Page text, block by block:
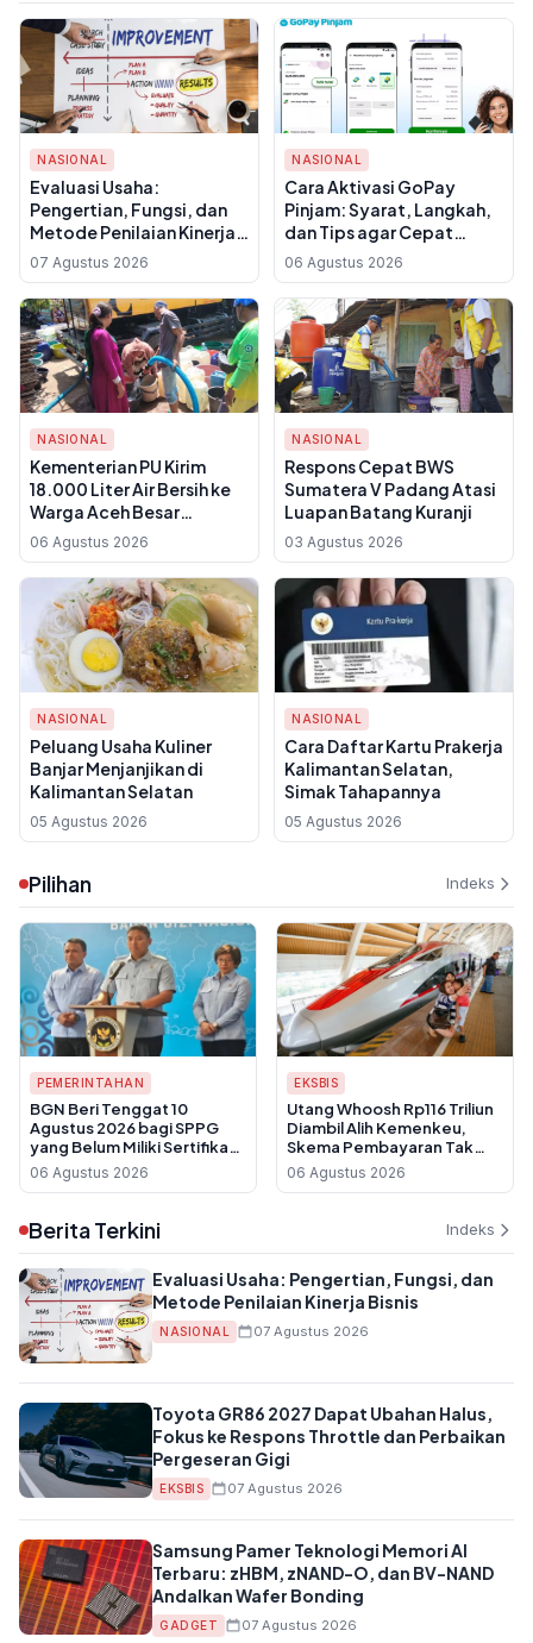
NASIONAL
Evaluasi Usaha:
Pengertian, Fungsi, dan
Metode Penilaian Kinerja
Bisnis
07 Agustus 2026
NASIONAL
Cara Aktivasi GoPay
Pinjam: Syarat, Langkah,
dan Tips agar Cepat
Disetujui
06 Agustus 2026
NASIONAL
Kementerian PU Kirim
18.000 Liter Air Bersih ke
Warga Aceh Besar
Terdampak Kemarau
06 Agustus 2026
NASIONAL
Respons Cepat BWS
Sumatera V Padang Atasi
Luapan Batang Kuranji
03 Agustus 2026
NASIONAL
Peluang Usaha Kuliner
Banjar Menjanjikan di
Kalimantan Selatan
05 Agustus 2026
NASIONAL
Cara Daftar Kartu Prakerja
Kalimantan Selatan,
Simak Tahapannya
05 Agustus 2026
Pilihan Indeks
PEMERINTAHAN
BGN Beri Tenggat 10
Agustus 2026 bagi SPPG
yang Belum Miliki Sertifikat
Laik Higiene Sanitasi
06 Agustus 2026
EKSBIS
Utang Whoosh Rp116 Triliun
Diambil Alih Kemenkeu,
Skema Pembayaran Tak
Sentuh APBN
06 Agustus 2026
Berita Terkini Indeks
Evaluasi Usaha: Pengertian, Fungsi, dan
Metode Penilaian Kinerja Bisnis
NASIONAL 07 Agustus 2026
Toyota GR86 2027 Dapat Ubahan Halus,
Fokus ke Respons Throttle dan Perbaikan
Pergeseran Gigi
EKSBIS 07 Agustus 2026
Samsung Pamer Teknologi Memori AI
Terbaru: zHBM, zNAND-O, dan BV-NAND
Andalkan Wafer Bonding
GADGET 07 Agustus 2026